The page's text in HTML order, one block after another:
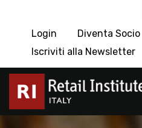
Login
Diventa Socio
Iscriviti alla Newsletter